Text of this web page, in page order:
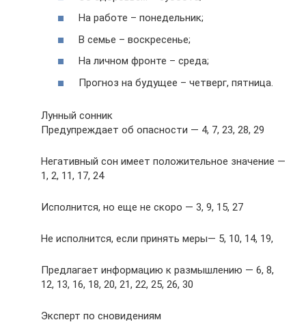
На работе – понедельник;
В семье – воскресенье;
На личном фронте – среда;
Прогноз на будущее – четверг, пятница.
Лунный сонник
Предупреждает об опасности — 4, 7, 23, 28, 29
Негативный сон имеет положительное значение —
1, 2, 11, 17, 24
Исполнится, но еще не скоро — 3, 9, 15, 27
Не исполнится, если принять меры— 5, 10, 14, 19,
Предлагает информацию к размышлению — 6, 8,
12, 13, 16, 18, 20, 21, 22, 25, 26, 30
Эксперт по сновидениям